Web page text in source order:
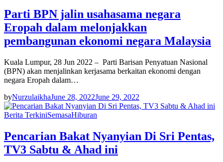
Parti BPN jalin usahasama negara
Eropah dalam melonjakkan
pembangunan ekonomi negara Malaysia
Kuala Lumpur, 28 Jun 2022 – Parti Barisan Penyatuan Nasional
(BPN) akan menjalinkan kerjasama berkaitan ekonomi dengan
negara Eropah dalam…
byNurzulaikhaJune 28, 2022June 29, 2022
Berita TerkiniSemasaHiburan
Pencarian Bakat Nyanyian Di Sri Pentas,
TV3 Sabtu & Ahad ini